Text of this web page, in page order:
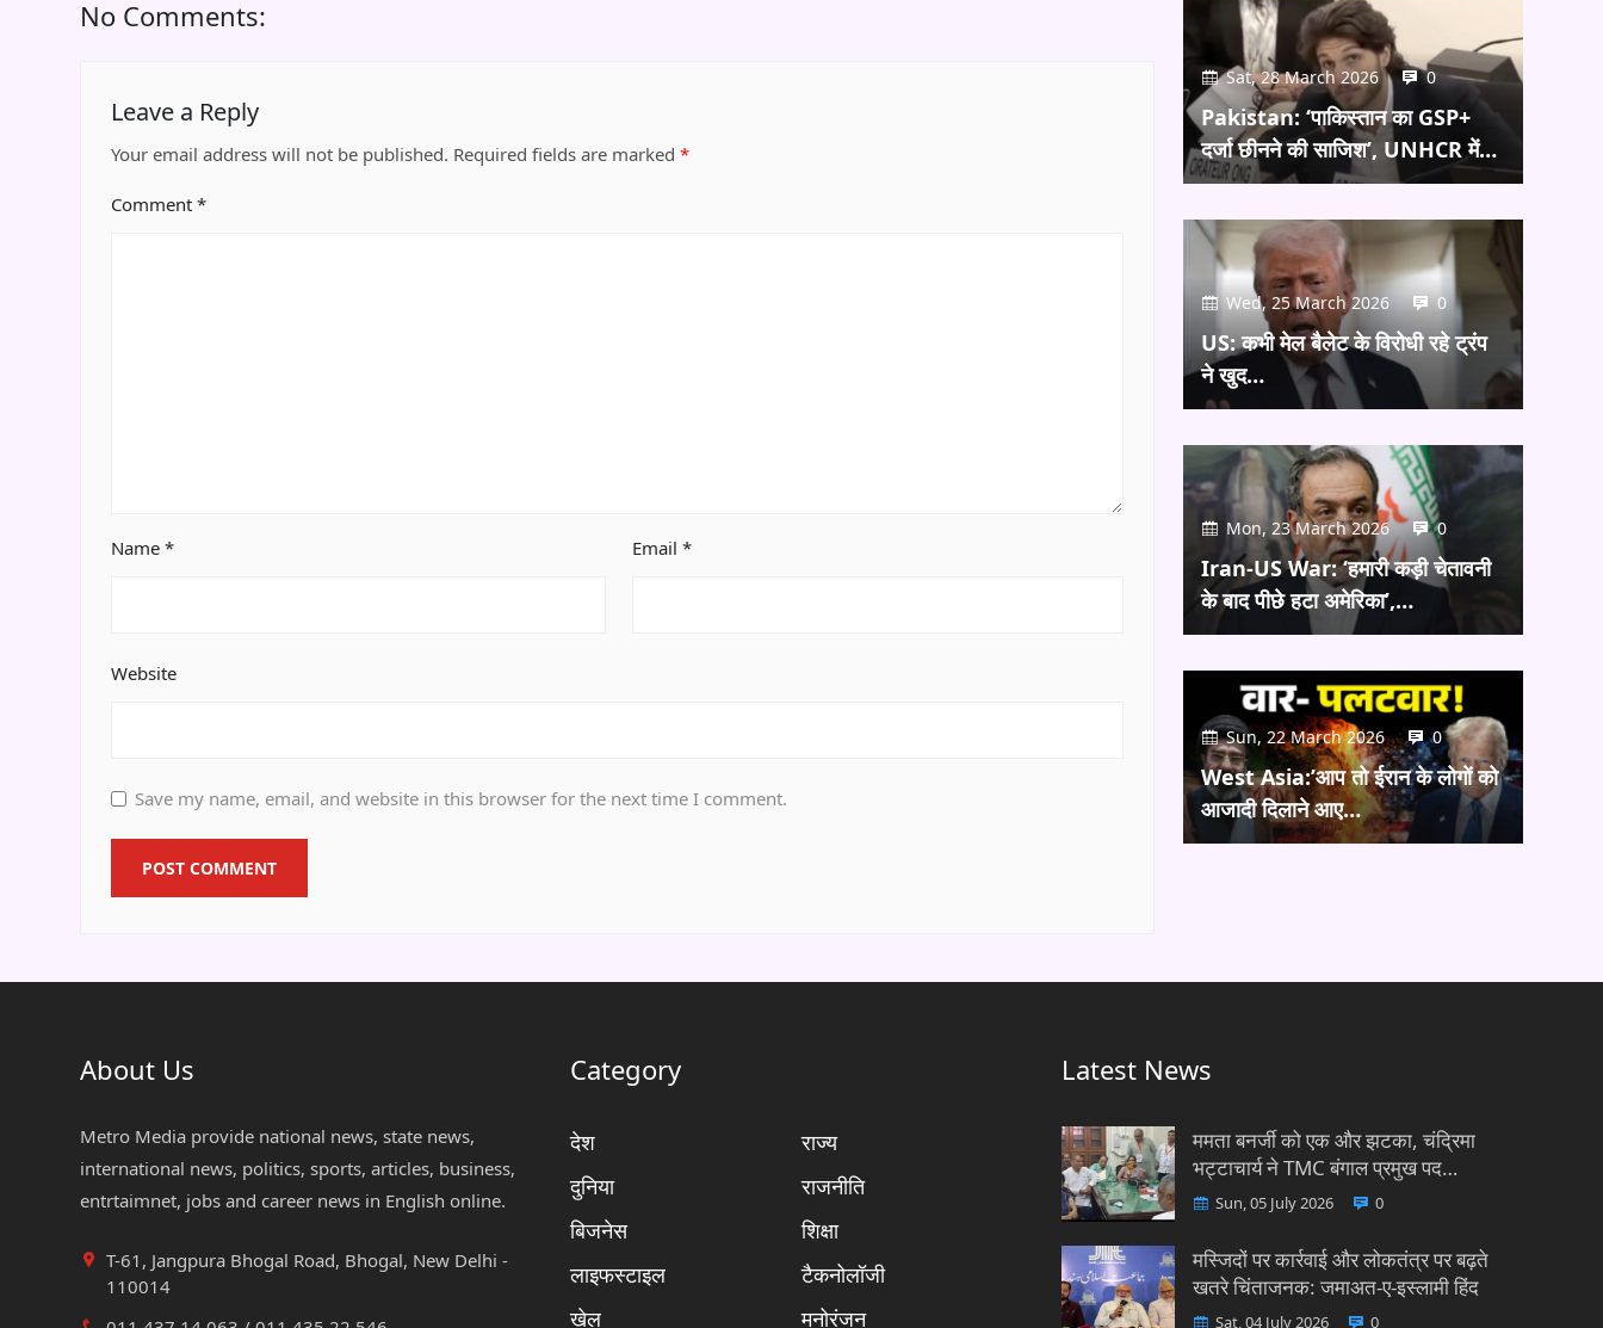
No Comments:
Leave a Reply
Your email address will not be published. Required fields are marked*
Comment*
Name* Email *
Website
Save my name, email, and website in this browser for the next time I comment.
Sat, 28 March 2026 0
Pakistan: ‘पाकिस्तान का GSP+
दर्जा छीनने की साजिश’, UNHCR में…
Wed, 25 March 2026 0
US: कभी मेल बैलेट के विरोधी रहे ट्रंप
ने खुद…
Mon, 23 March 2026 0
Iran-US War: ‘हमारी कड़ी चेतावनी
के बाद पीछे हटा अमेरिका’,…
Sun, 22 March 2026 0
West Asia:’आप तो ईरान के लोगों को
आजादी दिलाने आए…
About Us
Metro Media provide national news, state news,
international news, politics, sports, articles, business,
entrtaimnet, jobs and career news in English online.
T-61, Jangpura Bhogal Road, Bhogal, New Delhi -
110014
Category
देश
राज्य
दुनिया
राजनीति
बिजनेस
शिक्षा
लाइफस्टाइल
टैकनोलॉजी
खेल
मनोरंजन
Latest News
ममता बनर्जी को एक और झटका, चंद्रिमा
भट्टाचार्य ने TMC बंगाल प्रमुख पद…
Sun, 05 July 2026 0
मस्जिदों पर कार्रवाई और लोकतंत्र पर बढ़ते
खतरे चिंताजनक: जमाअत-ए-इस्लामी हिंद
Sat, 04 July 2026 0